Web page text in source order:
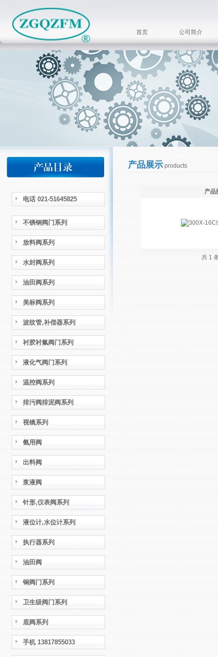
首页 公司简介
电话 021-51645825
不锈钢阀门系列
放料阀系列
水封阀系列
油田阀系列
美标阀系列
波纹管,补偿器系列
衬胶衬氟阀门系列
液化气阀门系列
温控阀系列
排污阀排泥阀系列
视镜系列
氨用阀
出料阀
浆液阀
针形,仪表阀系列
液位计,水位计系列
执行器系列
油田阀
铜阀门系列
卫生级阀门系列
底阀系列
手机 13817855033
产品展示products
产品
共 1